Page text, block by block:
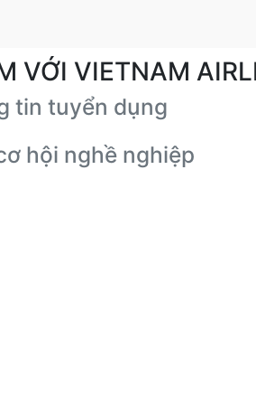
VỚI VIETNAM
tin tuyển dụng
hội nghề nghiệp